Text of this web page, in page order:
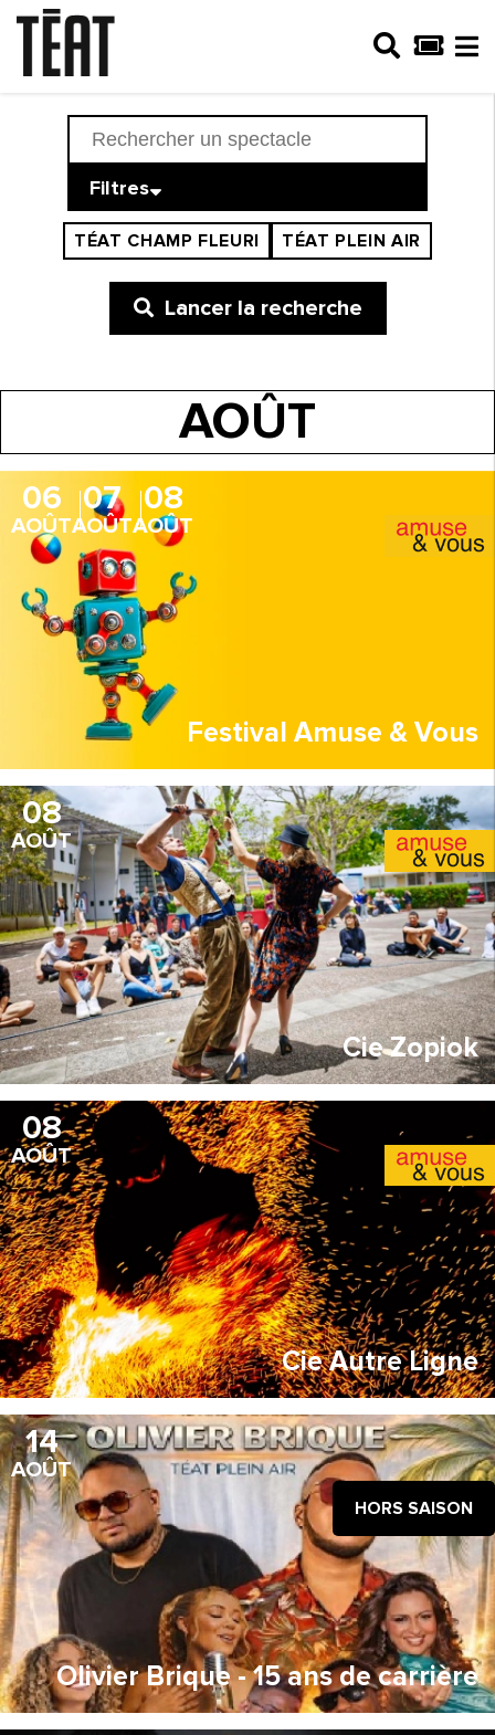
Filtres
TÉAT CHAMP FLEURI TÉAT PLEIN AIR
Lancer la recherche
AOÛT
06
AOÛT
07
AOÛT
08
AOÛT
Festival Amuse & Vous
08
AOÛT
Cie Zopiok
08
AOÛT
Cie Autre Ligne
HORS SAISON
14
AOÛT
Olivier Brique - 15 ans de carrière